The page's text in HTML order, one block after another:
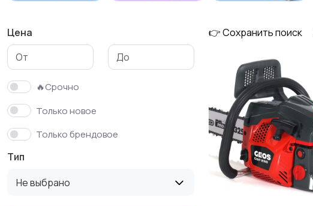
Цена
🔥Срочно
Только новое
Только брендовое
Тип
Не выбрано
👉 Сохранить поиск